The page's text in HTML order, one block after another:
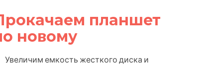
планшет
новому
Увеличим емкость жесткого диска и